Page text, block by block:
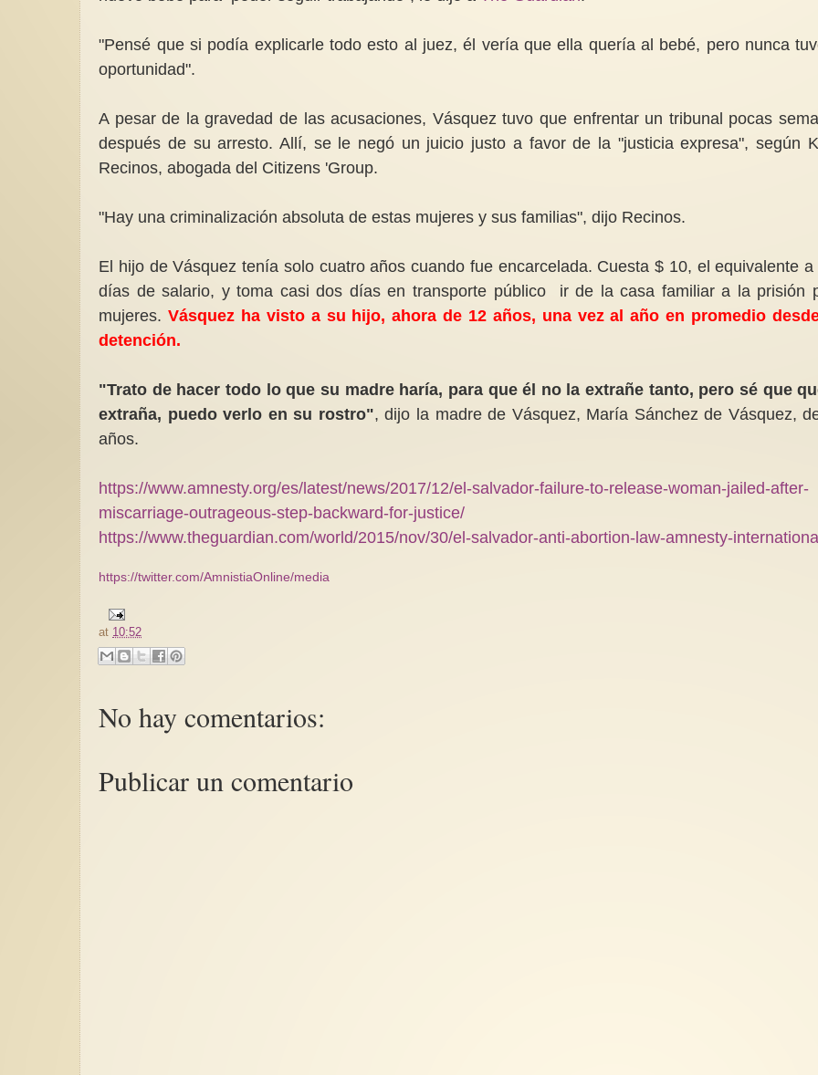
"Pensé que si podía explicarle todo esto al juez, él vería que ella quería al bebé, pero nunca
oportunidad".
A pesar de la gravedad de las acusaciones, Vásquez tuvo que enfrentar un tribunal pocas
después de su arresto. Allí, se le negó un juicio justo a favor de la "justicia expresa", según
Recinos, abogada del Citizens 'Group.
"Hay una criminalización absoluta de estas mujeres y sus familias", dijo Recinos.
El hijo de Vásquez tenía solo cuatro años cuando fue encarcelada. Cuesta $ 10, el equivalente a
días de salario, y toma casi dos días en transporte público ir de la casa familiar a la prisión
mujeres.Vásquez ha visto a su hijo, ahora de 12 años, una vez al año en promedio
detención.
"Trato de hacer todo lo que su madre haría, para que él no la extrañe tanto, pero sé que
extraña, puedo verlo en su rostro", dijo la madre de Vásquez, María Sánchez de Vásquez,
años.
https://www.amnesty.org/es/latest/news/2017/12/el-salvador-failure-to-release-woman-jailed-after-
miscarriage-outrageous-step-backward-for-justice/
https://www.theguardian.com/world/2015/nov/30/el-salvador-anti-abortion-law-amnesty-
https://twitter.com/AmnistiaOnline/media
at 10:52
No hay comentarios:
Publicar un comentario